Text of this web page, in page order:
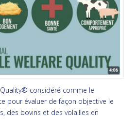
considéré comme le
pour évaluer de façon objective le
des bovins et des volailles en